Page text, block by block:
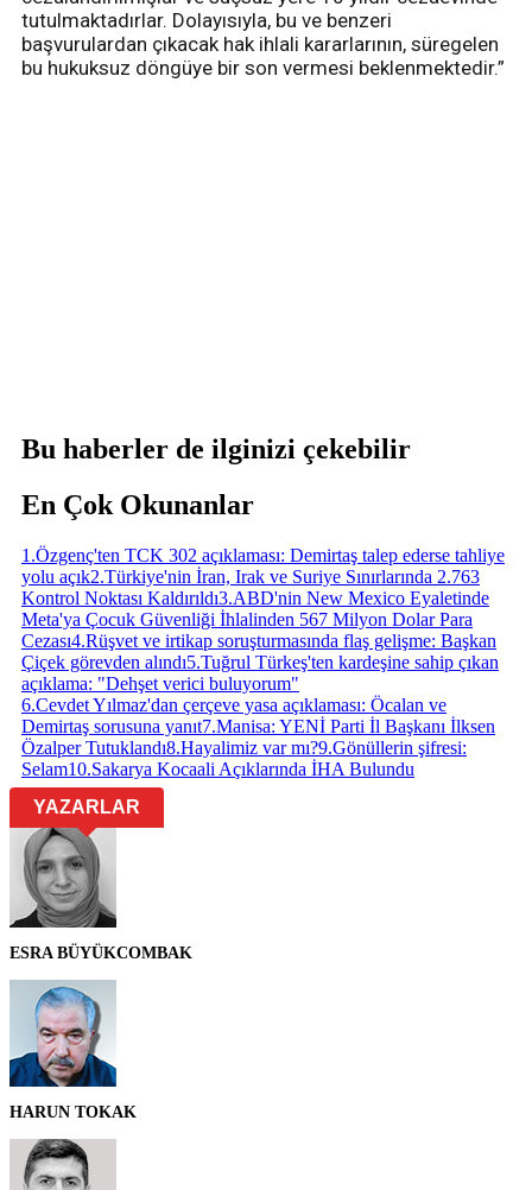
tutulmaktadırlar. Dolayısıyla, bu ve benzeri
başvurulardan çıkacak hak ihlali kararlarının, süregelen
bu hukuksuz döngüye bir son vermesi beklenmektedir.”
Bu haberler de ilginizi çekebilir
En Çok Okunanlar
1 .Özgenç'ten TCK 302 açıklaması: Demirtaş talep ederse tahliye
yolu açık2.Türkiye'nin İran, Irak ve Suriye Sınırlarında 2.763
Kontrol Noktası Kaldırıldı3.ABD'nin New Mexico Eyaletinde
Meta'ya Çocuk Güvenliği İhlalinden 567 Milyon Dolar Para
Cezası4.Rüşvet ve irtikap soruşturmasında flaş gelişme: Başkan
Çiçek görevden alındı5.Tuğrul Türkeş'ten kardeşine sahip çıkan
açıklama: "Dehşet verici buluyorum"
6.Cevdet Yılmaz'dan çerçeve yasa açıklaması: Öcalan ve
Demirtaş sorusuna yanıt7.Manisa: YENİ Parti İl Başkanı İlksen
Özalper Tutuklandı8.Hayalimiz var mı?9.Gönüllerin şifresi:
Selam10.Sakarya Kocaali Açıklarında İHA Bulundu
YAZARLAR
ESRA BÜYÜKCOMBAK
HARUN TOKAK